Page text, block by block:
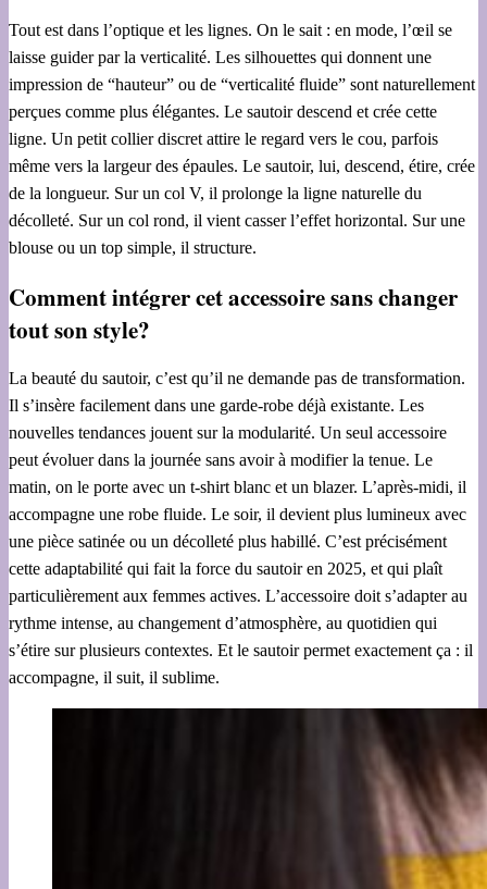
Tout est dans l’optique et les lignes. On le sait : en mode, l’œil se
laisse guider par la verticalité. Les silhouettes qui donnent une
impression de “hauteur” ou de “verticalité fluide” sont naturellement
perçues comme plus élégantes. Le sautoir descend et crée cette
ligne. Un petit collier discret attire le regard vers le cou, parfois
même vers la largeur des épaules. Le sautoir, lui, descend, étire, crée
de la longueur. Sur un col V, il prolonge la ligne naturelle du
décolleté. Sur un col rond, il vient casser l’effet horizontal. Sur une
blouse ou un top simple, il structure.
Comment intégrer cet accessoire sans changer
tout son style?
La beauté du sautoir, c’est qu’il ne demande pas de transformation.
Il s’insère facilement dans une garde-robe déjà existante. Les
nouvelles tendances jouent sur la modularité. Un seul accessoire
peut évoluer dans la journée sans avoir à modifier la tenue. Le
matin, on le porte avec un t-shirt blanc et un blazer. L’après-midi, il
accompagne une robe fluide. Le soir, il devient plus lumineux avec
une pièce satinée ou un décolleté plus habillé. C’est précisément
cette adaptabilité qui fait la force du sautoir en 2025, et qui plaît
particulièrement aux femmes actives. L’accessoire doit s’adapter au
rythme intense, au changement d’atmosphère, au quotidien qui
s’étire sur plusieurs contextes. Et le sautoir permet exactement ça : il
accompagne, il suit, il sublime.